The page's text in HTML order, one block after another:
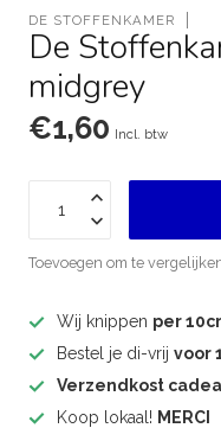
DE STOFFENKAMER
De
midgrey
€1,60 Incl. btw
Toevoegen om te
Wij knippen per
Bestel je di-vrijvoor
Verzendkost
Koop lokaal! MERCI